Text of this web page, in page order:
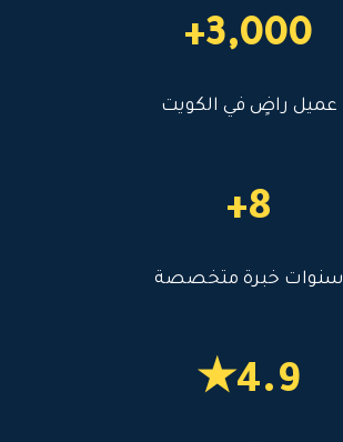
3,000+
عميل راضٍ في الكويت
8+
سنوات خبرة متخصصة
4.9★